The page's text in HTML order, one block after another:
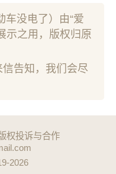
车没电了）由“爱
示之用，版权归原
告知，我们会尽
权投诉与合作
2026